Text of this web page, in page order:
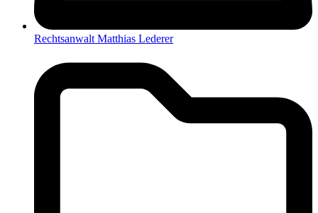
Rechtsanwalt Matthias Lederer